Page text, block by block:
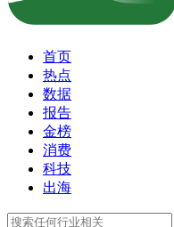
首页
热点
数据
报告
金榜
消费
科技
出海